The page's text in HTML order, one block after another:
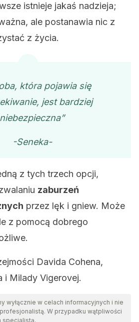
istnieje jakaś nadzieja;
ale postanawia nic z
z życia.
która pojawia się
jest bardziej
niebezpieczna”
-Seneka-
z tych trzech opcji,
zaburzeń
przez lęk i gniew. Może
z pomocą dobrego
Davida Cohena,
i Milady Vigerovej.
wyłącznie w celach informacyjnych i nie
W przypadku wątpliwości
specjalistą.